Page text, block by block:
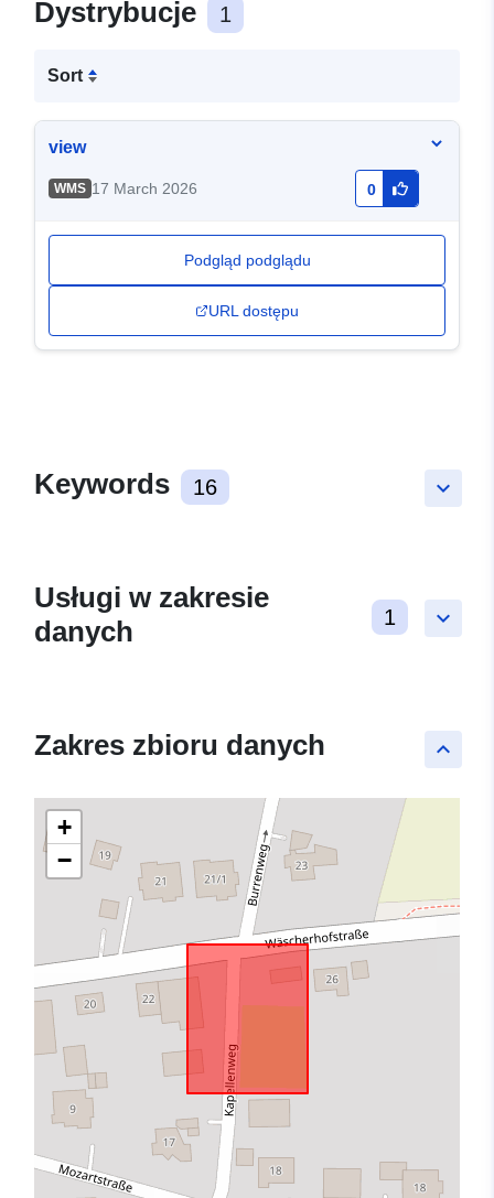
Dystrybucje 1
Sort
view
WMS 17 March 2026 0
Podgląd podglądu
URL dostępu
keyboard_arrow_down
Keywords 16
keyboard_arrow_down
Usługi w zakresie
danych
1
keyboard_arrow_up
Zakres zbioru danych
+
−